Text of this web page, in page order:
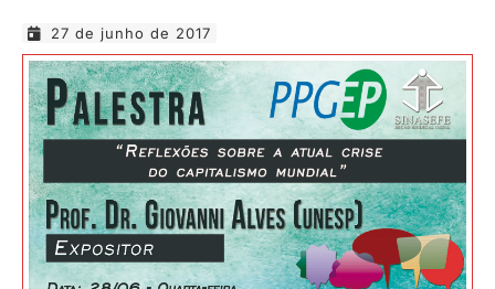
EVENTOS
JURÍDICO
CLUBE
CONTATO
27 de junho de 2017